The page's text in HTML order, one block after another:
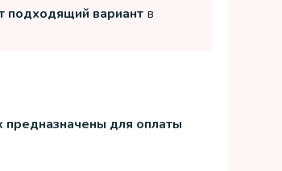
подходящий вариант в
предназначены для оплаты